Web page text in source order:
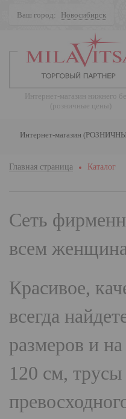
Ваш город: Новосибирск
Интернет-магазин нижнего
(розничные цены)
Интернет-магазин
Главная страница Каталог
Сеть
всем
Красивое,
всегда
размеров и
120 см,